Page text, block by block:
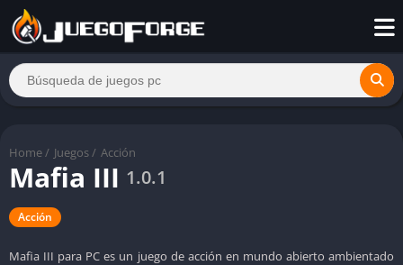
Home / Juegos / Acción
Mafia III 1.0.1
Acción
Mafia III para PC es un juego de acción en mundo abierto ambientado